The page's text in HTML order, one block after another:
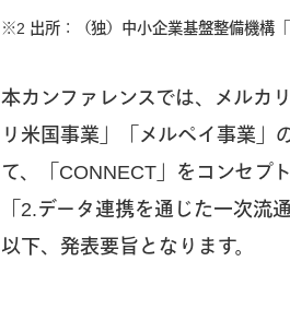
※2 出所：（独）中小企業基盤整備機構
本カンファレンスでは、メルカ
リ米国事業」「メルペイ事業」
て、「CONNECT」をコンセプ
「2.データ連携を通じた一次流
以下、発表要旨となります。